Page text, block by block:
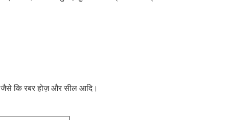
जैसे कि रबर होज़ और सील आदि।